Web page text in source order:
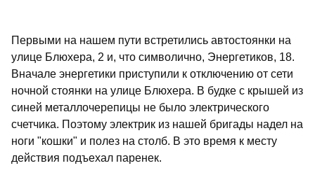
Первыми на нашем пути встретились автостоянки на
улице Блюхера, 2 и, что символично, Энергетиков, 18.
Вначале энергетики приступили к отключению от сети
ночной стоянки на улице Блюхера. В будке с крышей из
синей металлочерепицы не было электрического
счетчика. Поэтому электрик из нашей бригады надел на
ноги "кошки" и полез на столб. В это время к месту
действия подъехал паренек.